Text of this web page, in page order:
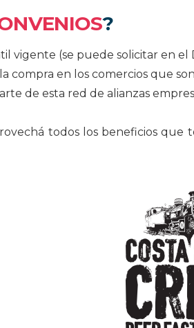
?
vigente (se puede solicitar en el
compra en los comercios que
de esta red de alianzas
todos los beneficios